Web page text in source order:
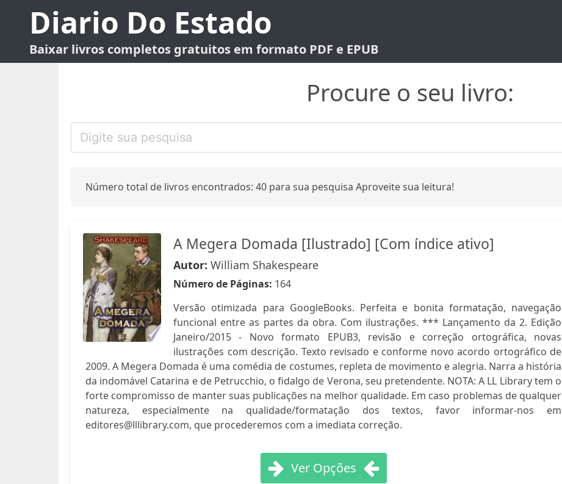
Diario Do Estado
Baixar livros completos gratuitos em formato PDF e EPUB
Procure o seu livro:
Número total de livros encontrados: 40 para sua pesquisa Aproveite sua leitura!
A Megera Domada [Ilustrado] [Com índice ativo]
Autor: William Shakespeare
Número de Páginas: 164
Versão otimizada para GoogleBooks. Perfeita e bonita formatação, navegação
funcional entre as partes da obra. Com ilustrações. *** Lançamento da 2. Edição
Janeiro/2015 - Novo formato EPUB3, revisão e correção ortográfica, novas
ilustrações com descrição. Texto revisado e conforme novo acordo ortográfico de
2009. A Megera Domada é uma comédia de costumes, repleta de movimento e alegria. Narra a história
da indomável Catarina e de Petrucchio, o fidalgo de Verona, seu pretendente. NOTA: A LL Library tem o
forte compromisso de manter suas publicações na melhor qualidade. Em caso problemas de qualquer
natureza, especialmente na qualidade/formatação dos textos, favor informar-nos em
editores@lllibrary.com, que procederemos com a imediata correção.
Ver Opções